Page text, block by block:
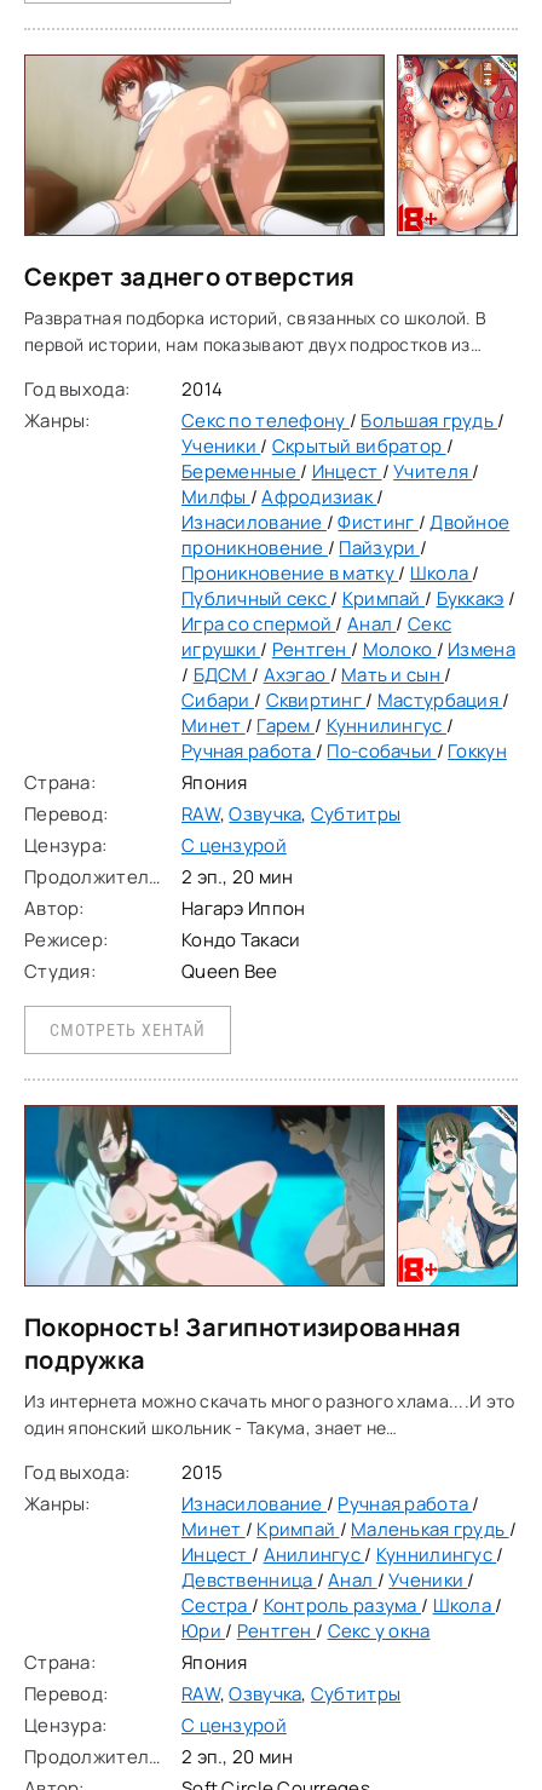
Секрет заднего отверстия
Развратная подборка историй, связанных со школой. В
первой истории, нам показывают двух подростков из
Они занимаются любовью прямо в учебном
Год выхода:
2014
Жанры:
Секс по телефону / Большая грудь/
Ученики / Скрытый вибратор /
Беременные/ Инцест /Учителя/
Милфы /Афродизиак/
Изнасилование /Фистинг /Двойное
проникновение / Пайзури /
Проникновение в матку/ Школа/
Публичный секс/ Кримпай / Буккакэ /
Игра со спермой /Анал /Секс
игрушки / Рентген / Молоко / Измена
/ БДСМ / Ахэгао / Мать и сын /
Сибари / Сквиртинг/ Мастурбация/
Минет / Гарем / Куннилингус /
Ручная работа / По-собачьи / Гоккун
Страна:
Япония
Перевод:
RAW,Озвучка, Субтитры
Цензура:
С цензурой
Продолжительность:
2 эп., 20 мин
Автор:
Нагарэ Иппон
Режисер:
Кондо Такаси
Студия:
Queen Bee
СМОТРЕТЬ ХЕНТАЙ
Покорность! Загипнотизированная
подружка
Из интернета можно скачать много разного хлама....И это
один японский школьник - Такума, знает не
получает странное предложение "протестить
Год выхода:
2015
Жанры:
Изнасилование / Ручная работа/
Минет / Кримпай / Маленькая грудь /
Инцест / Анилингус/ Куннилингус/
Девственница /Анал /Ученики /
Сестра / Контроль разума / Школа/
Юри / Рентген / Секс у окна
Страна:
Япония
Перевод:
RAW,Озвучка, Субтитры
Цензура:
С цензурой
Продолжительность:
2 эп., 20 мин